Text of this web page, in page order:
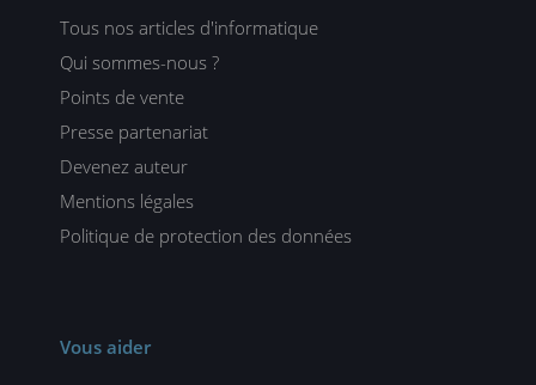
Tous nos articles d'informatique
Qui sommes-nous ?
Points de vente
Presse partenariat
Devenez auteur
Mentions légales
Politique de protection des données
Vous aider